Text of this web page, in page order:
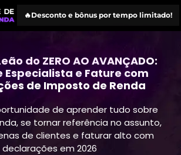
🔥Desconto e bônus por tempo limitado!
do ZERO AO AVANÇADO:
Especialista e Fature com
de Imposto de Renda
de aprender tudo sobre
se tornar referência no assunto,
de clientes e faturar alto com
declarações em 2026